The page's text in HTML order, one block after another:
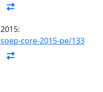
2015:
soep-core-2015-pe/133